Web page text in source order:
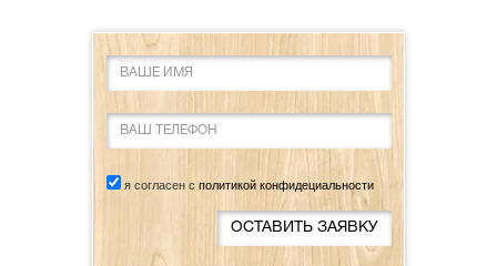
я согласен с политикой конфидециальности